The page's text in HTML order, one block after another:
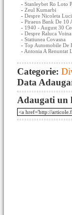
- Stanleybet Ro Loto
- Zeul Kumarbi
- Despre Nicoleta
- Piraeus Bank De 10
- 1940 - August 30
- Despre Raluca Voina
- Statiunea Covasna
- Top Automobile De
- Antonia A Renuntat
Categorie:
Data
Adaugati un